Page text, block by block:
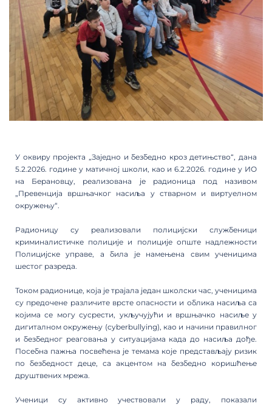
У оквиру пројекта „Заједно и безбедно кроз детињство“, дана
5.2.2026. године у матичној школи, као и 6.2.2026. године у ИО
на Берановцу, реализована је радионица под називом
„Превенција вршњачког насиља у стварном и виртуелном
окружењу“.
Радионицу су реализовали полицијски службеници
криминалистичке полиције и полиције опште надлежности
Полицијске управе, а била је намењена свим ученицима
шестог разреда.
Током радионице, која је трајала један школски час, ученицима
су предочене различите врсте опасности и облика насиља са
којима се могу сусрести, укључујући и вршњачко насиље у
дигиталном окружењу (cyberbullying), као и начини правилног
и безбедног реаговања у ситуацијама када до насиља дође.
Посебна пажња посвећена је темама које представљају ризик
по безбедност деце, са акцентом на безбедно коришћење
друштвених мрежа.
Ученици су активно учествовали у раду, показали